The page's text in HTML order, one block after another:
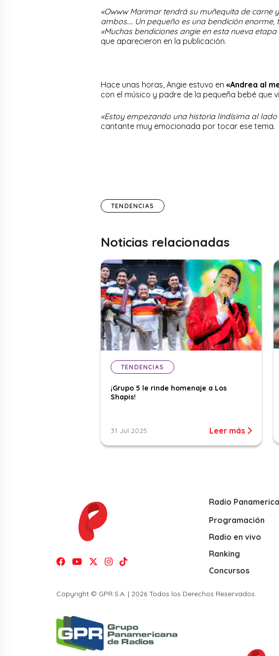
«Owww Marimar tendrá su muñequita de carne
ambos…. Un pequeño es una bendición
«Muchas bendiciones angie en esta nueva etapa
que aparecieron en la publicación.
Hace unas horas, Angie estuvo en «Andrea al
con el músico y padre de la pequeña bebé que
«Estoy empezando una historia lindísima al
cantante muy emocionada por tocar ese tema.
TENDENCIAS
Noticias relacionadas
TENDENCIAS
¡Grupo 5 le rinde homenaje a Los
Shapis!
31 Jul 2025 Leer más
Radio
Programación
Radio en vivo
Ranking
Concursos
Copyright © GPR S.A. | 2026 Todos los Derechos Reservados.